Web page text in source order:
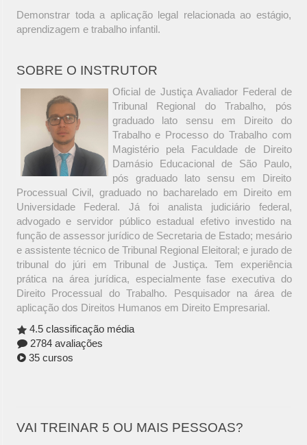
Demonstrar toda a aplicação legal relacionada ao estágio,
aprendizagem e trabalho infantil.
SOBRE O INSTRUTOR
Oficial de Justiça Avaliador Federal de
Tribunal Regional do Trabalho, pós
graduado lato sensu em Direito do
Trabalho e Processo do Trabalho com
Magistério pela Faculdade de Direito
Damásio Educacional de São Paulo,
pós graduado lato sensu em Direito
Processual Civil, graduado no bacharelado em Direito em
Universidade Federal. Já foi analista judiciário federal,
advogado e servidor público estadual efetivo investido na
função de assessor jurídico de Secretaria de Estado; mesário
e assistente técnico de Tribunal Regional Eleitoral; e jurado de
tribunal do júri em Tribunal de Justiça. Tem experiência
prática na área jurídica, especialmente fase executiva do
Direito Processual do Trabalho. Pesquisador na área de
aplicação dos Direitos Humanos em Direito Empresarial.
4.5 classificação média
2784 avaliações
35 cursos
VAI TREINAR 5 OU MAIS PESSOAS?